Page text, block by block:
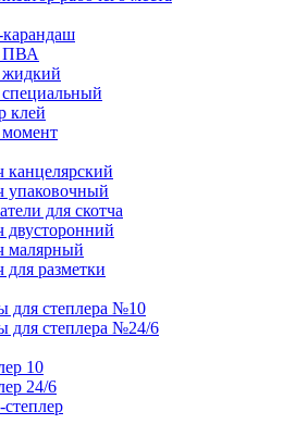
ПВА
клей
канцелярский
упаковочный
для скотча
двусторонний
малярный
для разметки
для степлера №10
для степлера №24/6
10
24/6